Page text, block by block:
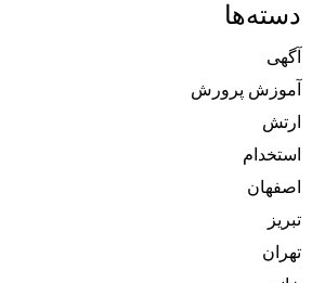
دسته‌ها
آگهی
آموزش پرورش
ارتش
استخدام
اصفهان
تبریز
تهران